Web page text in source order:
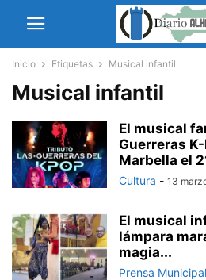
Inicio Etiquetas Musical infantil
Musical infantil
El musical
Guerreras
Marbella el
Cultura - 13
El musical
lámpara
magia...
Prensa Municipal